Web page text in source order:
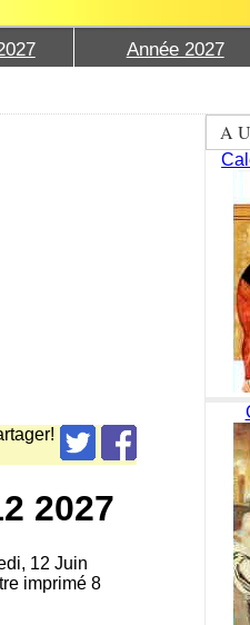
Année 2027
2027
12 Juin
imprimé 8